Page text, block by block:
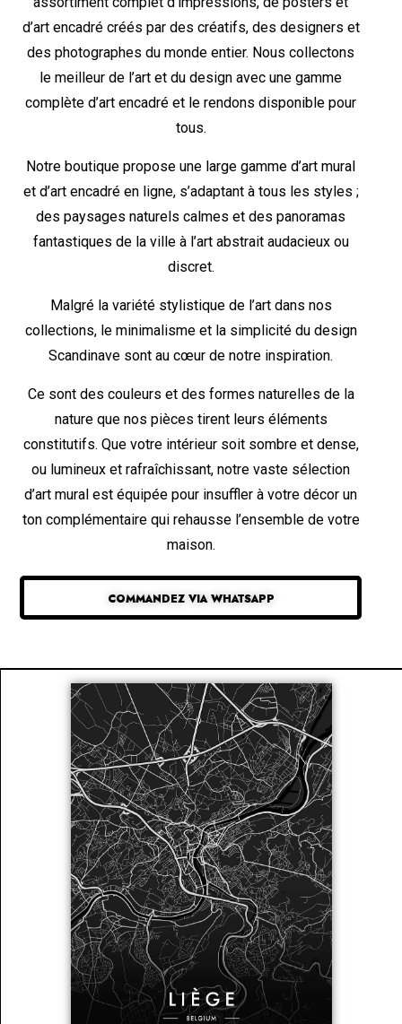
d’art encadré créés par des créatifs, des designers et
des photographes du monde entier. Nous collectons
le meilleur de l’art et du design avec une gamme
complète d’art encadré et le rendons disponible pour
tous.
Notre boutique propose une large gamme d’art mural
et d’art encadré en ligne, s’adaptant à tous les styles ;
des paysages naturels calmes et des panoramas
fantastiques de la ville à l’art abstrait audacieux ou
discret.
Malgré la variété stylistique de l’art dans nos
collections, le minimalisme et la simplicité du design
Scandinave sont au cœur de notre inspiration.
Ce sont des couleurs et des formes naturelles de la
nature que nos pièces tirent leurs éléments
constitutifs. Que votre intérieur soit sombre et dense,
ou lumineux et rafraîchissant, notre vaste sélection
d’art mural est équipée pour insuffler à votre décor un
ton complémentaire qui rehausse l’ensemble de votre
maison.
COMMANDEZ VIA WHATSAPP